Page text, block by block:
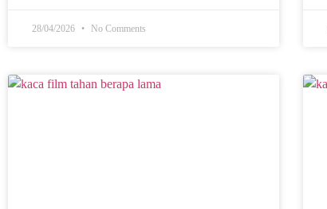
28/04/2026 No Comments